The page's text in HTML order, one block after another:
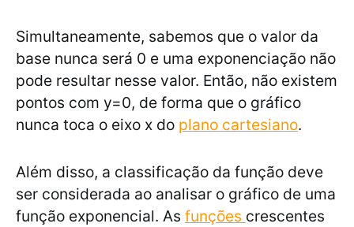
Simultaneamente, sabemos que o valor da
base nunca será 0 e uma exponenciação não
pode resultar nesse valor. Então, não existem
pontos com y=0, de forma que o gráfico
nunca toca o eixo x do plano cartesiano.
Além disso, a classificação da função deve
ser considerada ao analisar o gráfico de uma
função exponencial. As funções crescentes